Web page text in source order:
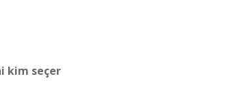
kim seçer